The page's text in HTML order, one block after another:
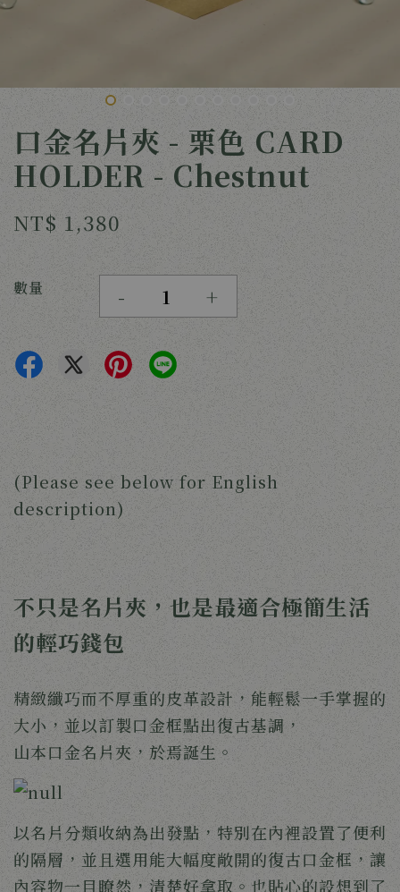
口金名片夾 - 栗色 CARD
HOLDER - Chestnut
NT$ 1,380
數量 - +
(Please see below for English
description)
不只是名片夾，也是最適合極簡生活
的輕巧錢包
精緻纖巧而不厚重的皮革設計，能輕鬆一手掌握的
大小，並以訂製口金框點出復古基調，
山本口金名片夾，於焉誕生。
以名片分類收納為出發點，特別在內裡設置了便利
的隔層，並且選用能大幅度敞開的復古口金框，讓
內容物一目瞭然，清楚好拿取。也貼心的設想到了